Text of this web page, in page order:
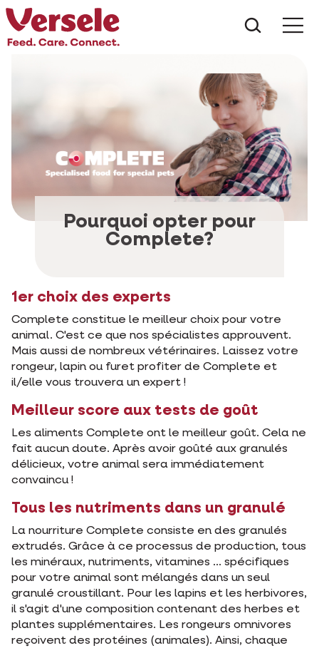
Pourquoi opter pour
Complete?
1er choix des experts
Complete constitue le meilleur choix pour votre
animal. C'est ce que nos spécialistes approuvent.
Mais aussi de nombreux vétérinaires. Laissez votre
rongeur, lapin ou furet profiter de Complete et
il/elle vous trouvera un expert !
Meilleur score aux tests de goût
Les aliments Complete ont le meilleur goût. Cela ne
fait aucun doute. Après avoir goûté aux granulés
délicieux, votre animal sera immédiatement
convaincu !
Tous les nutriments dans un granulé
La nourriture Complete consiste en des granulés
extrudés. Grâce à ce processus de production, tous
les minéraux, nutriments, vitamines ... spécifiques
pour votre animal sont mélangés dans un seul
granulé croustillant. Pour les lapins et les herbivores,
il s'agit d'une composition contenant des herbes et
plantes supplémentaires. Les rongeurs omnivores
reçoivent des protéines (animales). Ainsi, chaque